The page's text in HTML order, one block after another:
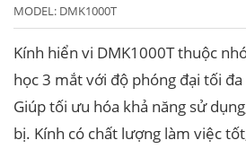
MODEL: DMK1000T
Kính hiển vi DMK1000T thuộc
học 3 mắt với độ phóng đại tối
Giúp tối ưu hóa khả năng sử
bị. Kính có chất lượng làm việc